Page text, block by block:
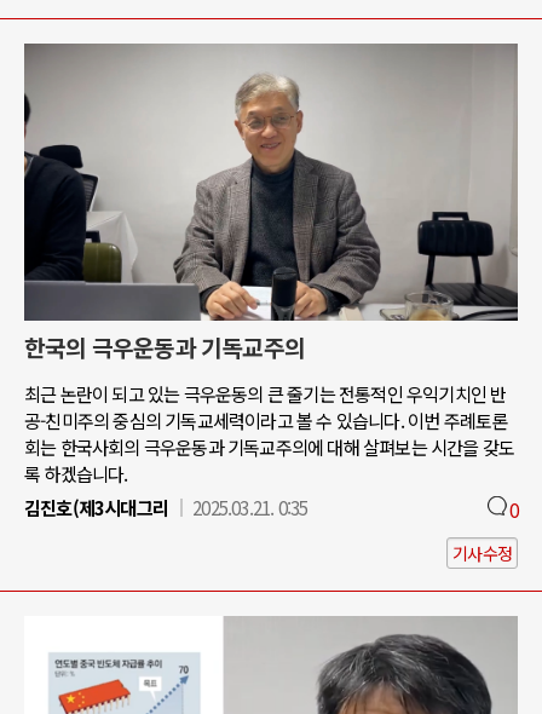
한국의 극우운동과 기독교주의
최근 논란이 되고 있는 극우운동의 큰 줄기는 전통적인 우익기치인 반
공-친미주의 중심의 기독교세력이라고 볼 수 있습니다. 이번 주례토론
회는 한국사회의 극우운동과 기독교주의에 대해 살펴보는 시간을 갖도
록 하겠습니다.
김진호(제3시대그리
2025.03.21. 0:35 0
기사수정